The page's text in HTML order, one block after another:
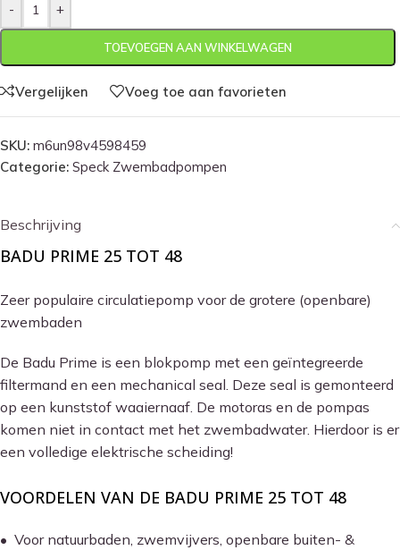
- +
TOEVOEGEN AAN WINKELWAGEN
Vergelijken Voeg toe aan favorieten
SKU: m6un98v4598459
Categorie: Speck Zwembadpompen
Beschrijving
BADU PRIME 25 TOT 48
Zeer populaire circulatiepomp voor de grotere (openbare)
zwembaden
De Badu Prime is een blokpomp met een geïntegreerde
filtermand en een mechanical seal. Deze seal is gemonteerd
op een kunststof waaiernaaf. De motoras en de pompas
komen niet in contact met het zwembadwater. Hierdoor is er
een volledige elektrische scheiding!
VOORDELEN VAN DE BADU PRIME 25 TOT 48
• Voor natuurbaden, zwemvijvers, openbare buiten- &